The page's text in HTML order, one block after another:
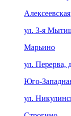
Алексеевская
ул. 3-я
Марьино
ул. Перерва,
Юго-
ул.